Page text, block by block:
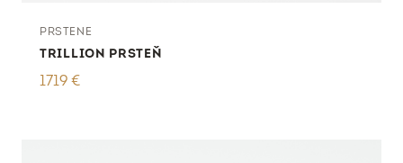
PRSTENE
TRILLION PRSTEŇ
1719 €